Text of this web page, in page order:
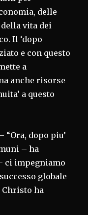
delle
vita dei
Il ‘dopo
e con questo
a
anche risorse
a questo
“Ora, dopo piu’
– ha
ci impegniamo
globale
ha